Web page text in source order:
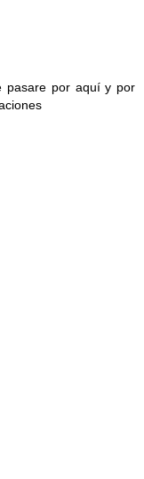
pasare por aquí y por